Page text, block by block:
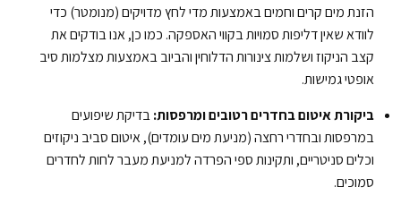
הזנת מים קרים וחמים באמצעות מדי לחץ מדויקים (מנומטר) כדי
לוודא שאין דליפות סמויות בקווי האספקה. כמו כן, אנו בודקים את
קצב הניקוז ושלמות צינורות הדלוחין והביוב באמצעות מצלמות סיב
אופטי גמישות.
ביקורת איטום בחדרים רטובים ומרפסות:בדיקת שיפועים
במרפסות ובחדרי רחצה (מניעת מים עומדים), איטום סביב ניקוזים
וכלים סניטריים, ותקינות ספי הפרדה למניעת מעבר לחות לחדרים
סמוכים.